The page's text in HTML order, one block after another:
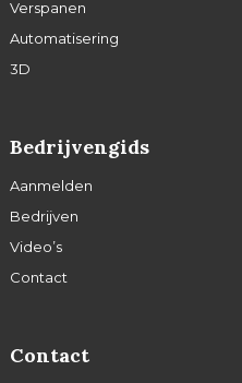
Verspanen
Automatisering
3D
Bedrijvengids
Aanmelden
Bedrijven
Video’s
Contact
Contact